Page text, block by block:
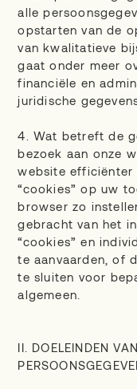
alle
opstarten van de
van kwalitatieve
gaat onder meer
financiële en
juridische
4. Wat betreft de
bezoek aan onze
website efficiënter
“cookies” op uw
browser zo
gebracht van het
“cookies” en
te aanvaarden, of
te sluiten voor
algemeen.
II. DOELEINDEN